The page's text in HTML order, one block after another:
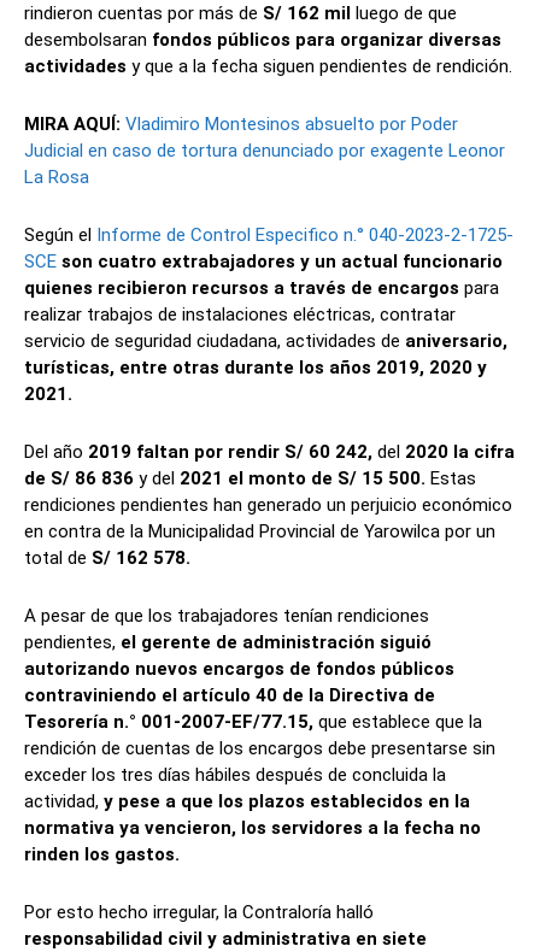
rindieron cuentas por más de S/ 162 mil luego de que
desembolsaran fondos públicos para organizar diversas
actividades y que a la fecha siguen pendientes de rendición.
MIRA AQUÍ: Vladimiro Montesinos absuelto por Poder
Judicial en caso de tortura denunciado por exagente Leonor
La Rosa
Según el Informe de Control Especifico n.° 040-2023-2-1725-
SCE son cuatro extrabajadores y un actual funcionario
quienes recibieron recursos a través de encargos para
realizar trabajos de instalaciones eléctricas, contratar
servicio de seguridad ciudadana, actividades de aniversario,
turísticas, entre otras durante los años 2019, 2020 y
2021.
Del año 2019 faltan por rendir S/ 60 242, del 2020 la cifra
de S/ 86 836 y del 2021 el monto de S/ 15 500. Estas
rendiciones pendientes han generado un perjuicio económico
en contra de la Municipalidad Provincial de Yarowilca por un
total de S/ 162 578.
A pesar de que los trabajadores tenían rendiciones
pendientes, el gerente de administración siguió
autorizando nuevos encargos de fondos públicos
contraviniendo el artículo 40 de la Directiva de
Tesorería n.° 001-2007-EF/77.15, que establece que la
rendición de cuentas de los encargos debe presentarse sin
exceder los tres días hábiles después de concluida la
actividad, y pese a que los plazos establecidos en la
normativa ya vencieron, los servidores a la fecha no
rinden los gastos.
Por esto hecho irregular, la Contraloría halló
responsabilidad civil y administrativa en siete